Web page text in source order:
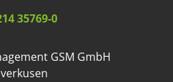
35769-0
GSM GmbH